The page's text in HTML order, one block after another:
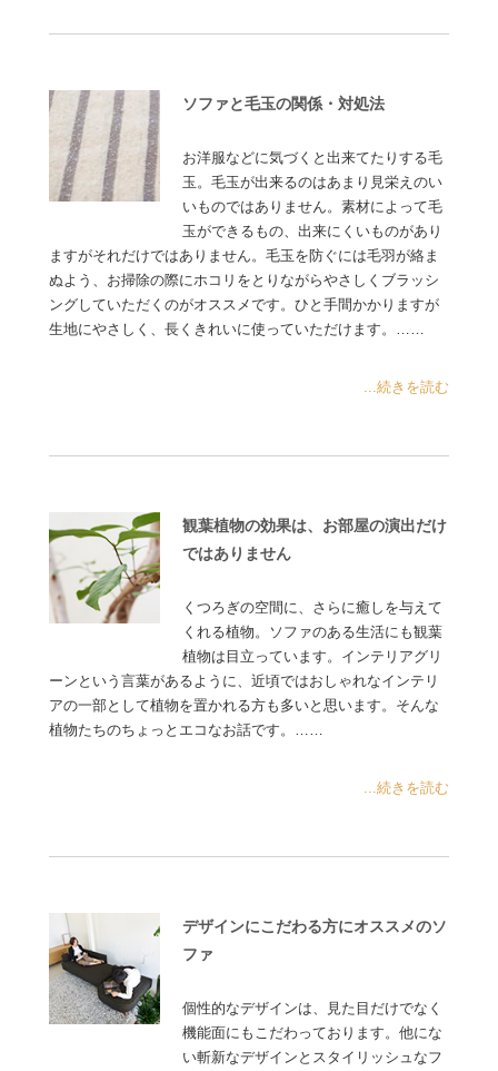
ソファと毛玉の関係・対処法
お洋服などに気づくと出来てたりする毛
玉。毛玉が出来るのはあまり見栄えのい
いものではありません。素材によって毛
玉ができるもの、出来にくいものがあり
ますがそれだけではありません。毛玉を防ぐには毛羽が絡ま
ぬよう、お掃除の際にホコリをとりながらやさしくブラッシ
ングしていただくのがオススメです。ひと手間かかりますが
生地にやさしく、長くきれいに使っていただけます。……
...続きを読む
観葉植物の効果は、お部屋の演出だけ
ではありません
くつろぎの空間に、さらに癒しを与えて
くれる植物。ソファのある生活にも観葉
植物は目立っています。インテリアグリ
ーンという言葉があるように、近頃ではおしゃれなインテリ
アの一部として植物を置かれる方も多いと思います。そんな
植物たちのちょっとエコなお話です。……
...続きを読む
デザインにこだわる方にオススメのソ
ファ
個性的なデザインは、見た目だけでなく
機能面にもこだわっております。他にな
い斬新なデザインとスタイリッシュなフ